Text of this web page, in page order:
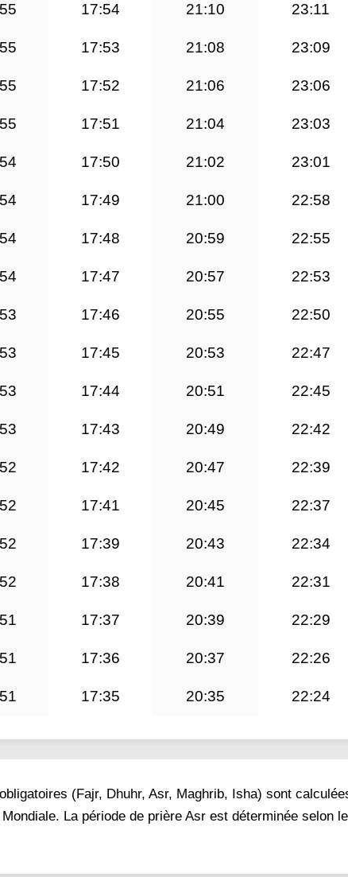
17:54 21:10 23:11
17:53 21:08 23:09
17:52 21:06 23:06
17:51 21:04 23:03
17:50 21:02 23:01
17:49 21:00 22:58
17:48 20:59 22:55
17:47 20:57 22:53
17:46 20:55 22:50
17:45 20:53 22:47
17:44 20:51 22:45
17:43 20:49 22:42
17:42 20:47 22:39
17:41 20:45 22:37
17:39 20:43 22:34
17:38 20:41 22:31
17:37 20:39 22:29
17:36 20:37 22:26
17:35 20:35 22:24
(Fajr, Dhuhr, Asr, Maghrib, Isha) sont
La période de prière Asr est déterminée selon le